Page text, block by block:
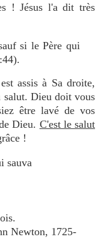
! Jésus l'a dit très
si le Père qui
assis à Sa droite,
Dieu doit vous
être lavé de vos
Dieu. C'est le salut
!
sauva
Newton, 1725-